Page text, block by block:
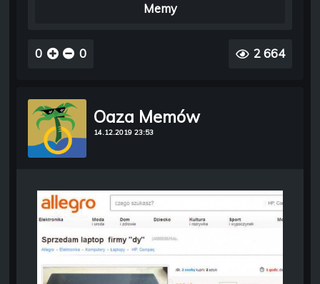
Memy
0 0 2 664
Oaza Memów
14.12.2019 23:53